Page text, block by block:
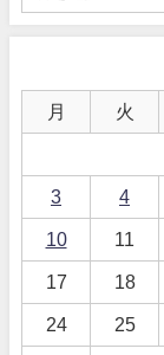
月 火
3 4
10 11
17 18
24 25